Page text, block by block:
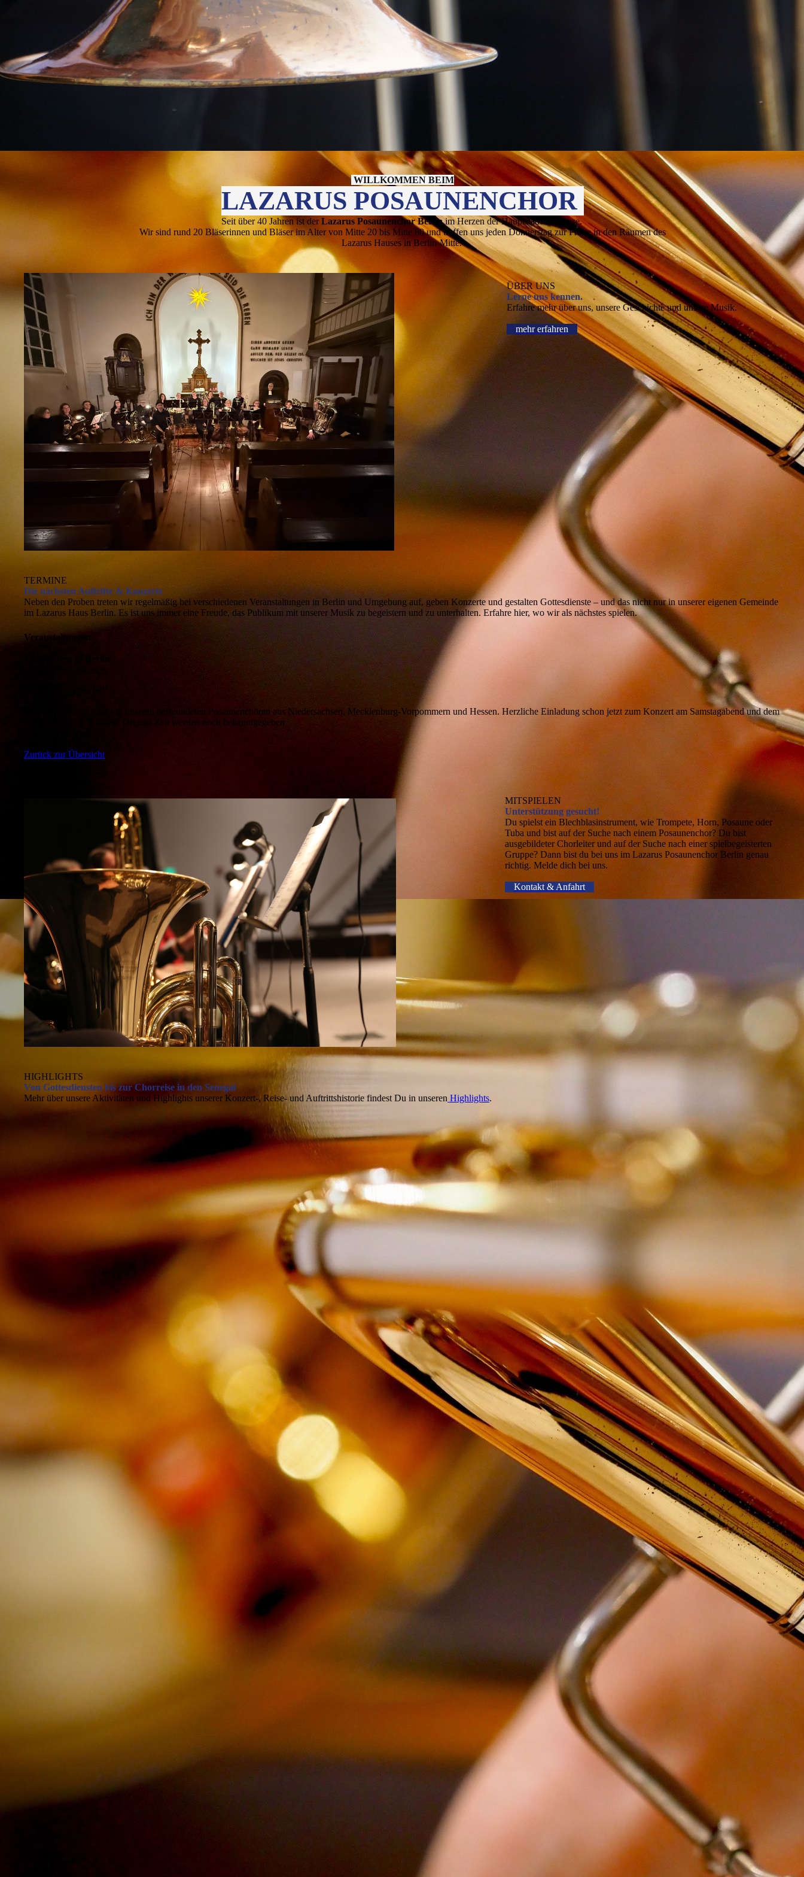
WILLKOMMEN BEIM
LAZARUS POSAUNENCHOR
Seit über 40 Jahren ist derLazarus Posaunenchor Berlinim Herzen der Hauptstadt zu Hause.
Wir sind rund 20 Bläserinnen und Bläser im Alter von Mitte 20 bis Mitte 80 und treffen uns jeden Donnerstag zur Probe in den Räumen des
Lazarus Hauses in Berlin-Mitte.
ÜBER UNS
Lerne uns kennen.
Erfahre mehr über uns, unsere Geschichte und unsere Musik.
mehr erfahren
TERMINE
Die nächsten Auftritte & Konzerte
Neben den Proben treten wir regelmäßig bei verschiedenen Veranstaltungen in Berlin und Umgebung auf, geben Konzerte und gestalten Gottesdienste – und das nicht nur in unserer eigenen Gemeinde
im Lazarus Haus Berlin. Es ist uns immer eine Freude, das Publikum mit unserer Musik zu begeistern und zu unterhalten. Erfahre hier, wo wir als nächstes spielen.
Veranstaltungen
Chortreffen in Berlin
Wir treffen uns wieder mit unseren befreundeten Posaunenchören aus Niedersachsen, Mecklenburg-Vorpommern und Hessen. Herzliche Einladung schon jetzt zum Konzert am Samstagabend und dem
Gottesdienst am Sonntag. Ort und Zeit werden noch bekanntgegeben
Zurück zur Übersicht
MITSPIELEN
Unterstützung gesucht!
Du spielst ein Blechblasinstrument, wie Trompete, Horn, Posaune oder
Tuba und bist auf der Suche nach einem Posaunenchor? Du bist
ausgebildeter Chorleiter und auf der Suche nach einer spielbegeisterten
Gruppe? Dann bist du bei uns im Lazarus Posaunenchor Berlin genau
richtig. Melde dich bei uns.
Kontakt & Anfahrt
HIGHLIGHTS
Von Gottesdiensten bis zur Chorreise in den Senegal
Mehr über unsere Aktivitäten und Highlights unserer Konzert-, Reise- und Auftrittshistorie findest Du in unseren Highlights.